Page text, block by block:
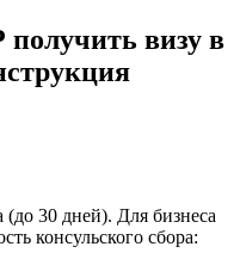
визу в
30 дней). Для бизнеса
консульского сбора: